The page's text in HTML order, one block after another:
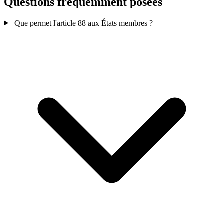
Que permet l'article 88 aux États membres ?